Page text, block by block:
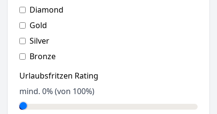
Diamond
Gold
Silver
Bronze
Urlaubsfritzen Rating
mind. 0% (von 100%)